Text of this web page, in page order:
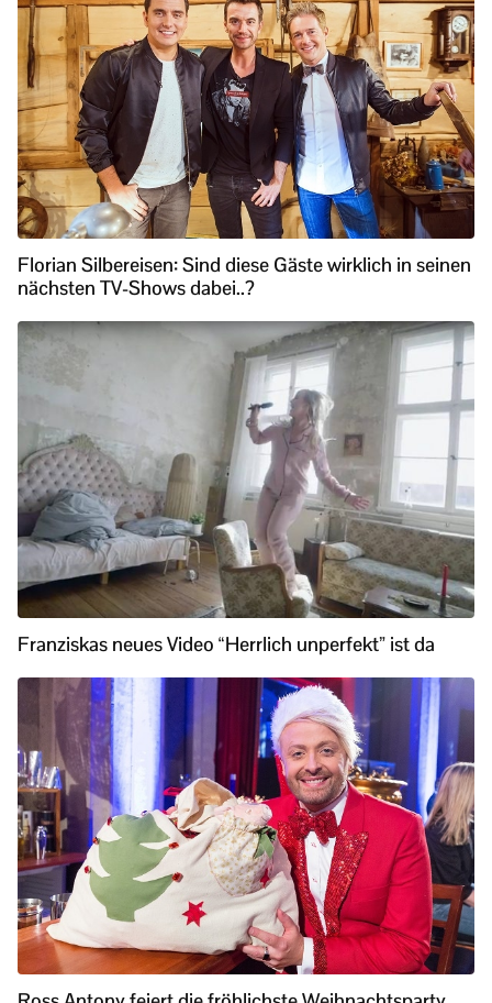
Florian Silbereisen: Sind diese Gäste wirklich in seinen
nächsten TV-Shows dabei..?
Franziskas neues Video “Herrlich unperfekt” ist da